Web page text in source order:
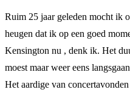
Ruim 25 jaar geleden mocht ik
heugen dat ik op een goed
Kensington nu , denk ik. Het
moest maar weer eens
Het aardige van